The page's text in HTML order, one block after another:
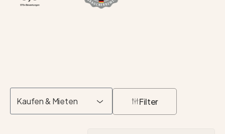
Kaufen & Mieten Filter